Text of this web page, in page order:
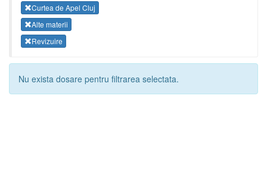
Curtea de Apel Cluj
Alte materii
Revizuire
Nu exista dosare pentru filtrarea selectata.